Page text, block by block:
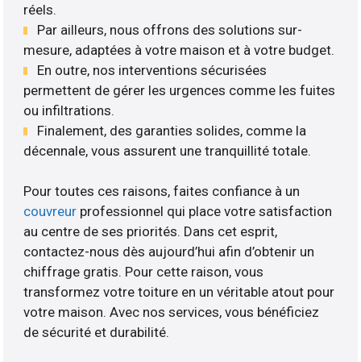
réels.
Par ailleurs, nous offrons des solutions sur-
mesure, adaptées à votre maison et à votre budget.
En outre, nos interventions sécurisées
permettent de gérer les urgences comme les fuites
ou infiltrations.
Finalement, des garanties solides, comme la
décennale, vous assurent une tranquillité totale.
Pour toutes ces raisons, faites confiance à un
couvreur professionnel qui place votre satisfaction
au centre de ses priorités. Dans cet esprit,
contactez-nous dès aujourd’hui afin d’obtenir un
chiffrage gratis. Pour cette raison, vous
transformez votre toiture en un véritable atout pour
votre maison. Avec nos services, vous bénéficiez
de sécurité et durabilité.